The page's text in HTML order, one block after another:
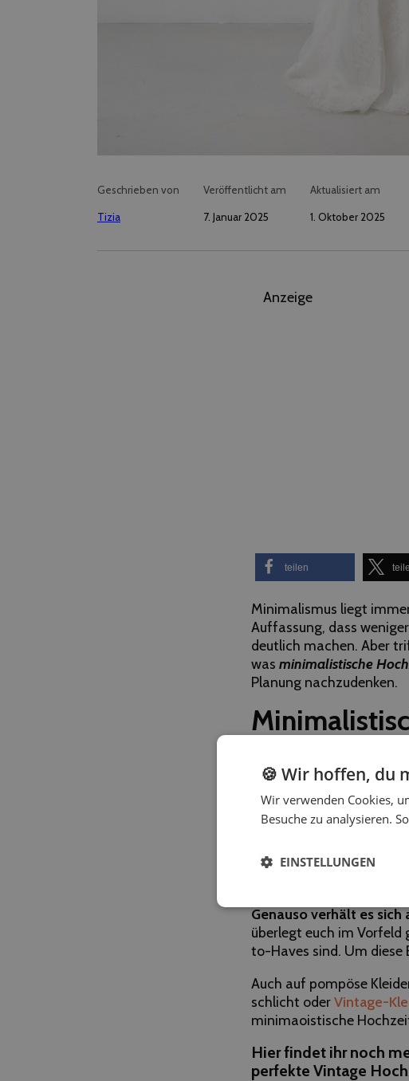
Geschrieben von
Tizia
Veröffentlicht am
7. Januar 2025
Aktualisiert am
1. Oktober 2025
Anzeige
teilen
Minimalismus liegt
Auffassung, dass
deutlich machen. Aber
was minimalistische
Planung nachzudenken.
Beim Minimalismus
geht damit einher, die
Kaufentscheidungen zu
verbreiteten Konsum zu
Befriedigung ziehen,
Genauso verhält es
überlegt euch im Vorfeld
to-Haves sind. Um diese
Auch auf pompöse
schlicht oderVintage-
minimaoistische
Hier findet ihr noch
perfekte Vintage
🍪 Wir hoffen, du
Wir verwenden Cookies,
Besuche zu analysieren.
EINSTELLUNGEN